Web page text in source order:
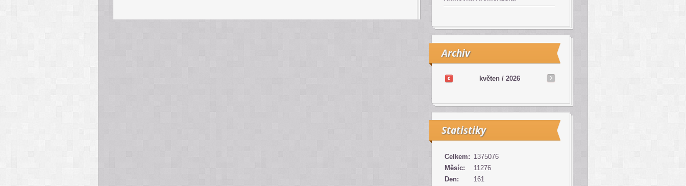
Archiv
květen / 2026
Statistiky
Celkem: 1375076
Měsíc:
11276
Den:
161